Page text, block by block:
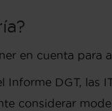
en cuenta para
DGT, las
considerar